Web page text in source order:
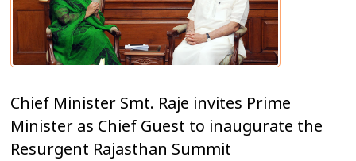
Chief Minister Smt. Raje invites Prime
Minister as Chief Guest to inaugurate the
Resurgent Rajasthan Summit